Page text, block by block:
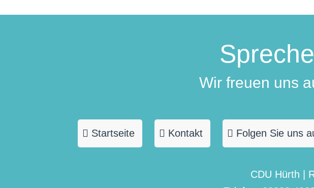
Wir freuen uns
Startseite Kontakt Folgen Sie uns
CDU Hürth |